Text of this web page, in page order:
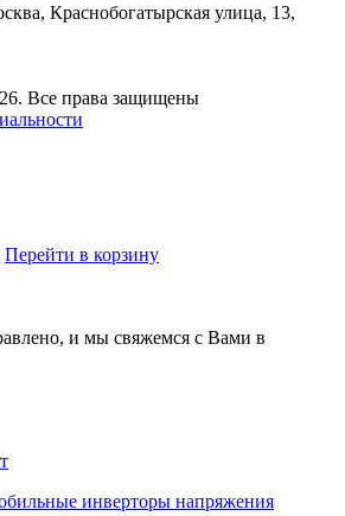
Краснобогатырская улица, 13,
Все права защищены
Перейти в корзину
и мы свяжемся с Вами в
инверторы напряжения